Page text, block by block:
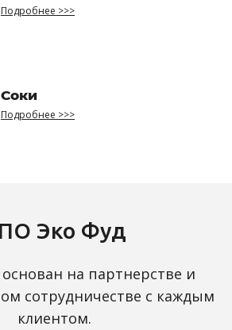
Подробнее >>>
Соки
Подробнее >>>
Эко Фуд
на партнерстве и
сотрудничестве с каждым
клиентом.